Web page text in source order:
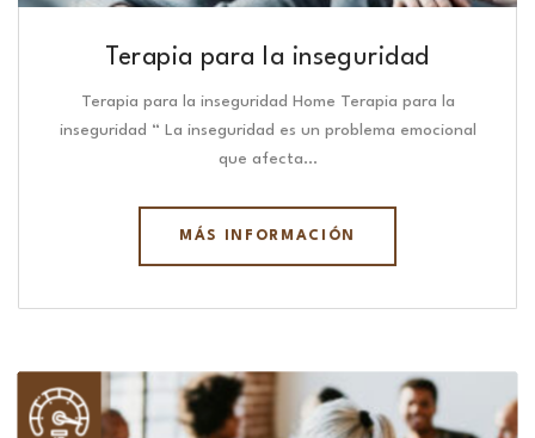
Terapia para la inseguridad
Terapia para la inseguridad Home Terapia para la
inseguridad “ La inseguridad es un problema emocional
que afecta…
MÁS INFORMACIÓN